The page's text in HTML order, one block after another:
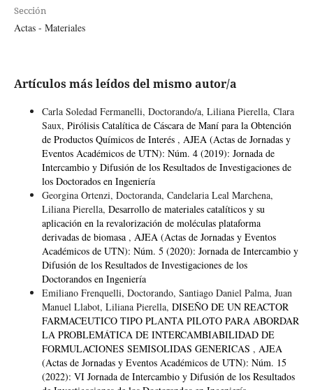
Sección
Actas - Materiales
Artículos más leídos del mismo autor/a
Carla Soledad Fermanelli, Doctorando/a, Liliana Pierella, Clara
Saux, Pirólisis Catalítica de Cáscara de Maní para la Obtención
de Productos Químicos de Interés , AJEA (Actas de Jornadas y
Eventos Académicos de UTN): Núm. 4 (2019): Jornada de
Intercambio y Difusión de los Resultados de Investigaciones de
los Doctorados en Ingeniería
Georgina Ortenzi, Doctoranda, Candelaria Leal Marchena,
Liliana Pierella, Desarrollo de materiales catalíticos y su
aplicación en la revalorización de moléculas plataforma
derivadas de biomasa , AJEA (Actas de Jornadas y Eventos
Académicos de UTN): Núm. 5 (2020): Jornada de Intercambio y
Difusión de los Resultados de Investigaciones de los
Doctorandos en Ingeniería
Emiliano Frenquelli, Doctorando, Santiago Daniel Palma, Juan
Manuel Llabot, Liliana Pierella, DISEÑO DE UN REACTOR
FARMACEUTICO TIPO PLANTA PILOTO PARA ABORDAR
LA PROBLEMÁTICA DE INTERCAMBIABILIDAD DE
FORMULACIONES SEMISOLIDAS GENERICAS , AJEA
(Actas de Jornadas y Eventos Académicos de UTN): Núm. 15
(2022): VI Jornada de Intercambio y Difusión de los Resultados